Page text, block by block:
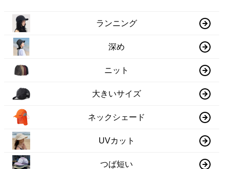
ランニング
深め
ニット
大きいサイズ
ネックシェード
UVカット
つば短い